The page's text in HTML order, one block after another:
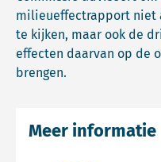
milieueffectrapport niet
te kijken, maar ook de
effecten daarvan op de
brengen.
Meer informatie